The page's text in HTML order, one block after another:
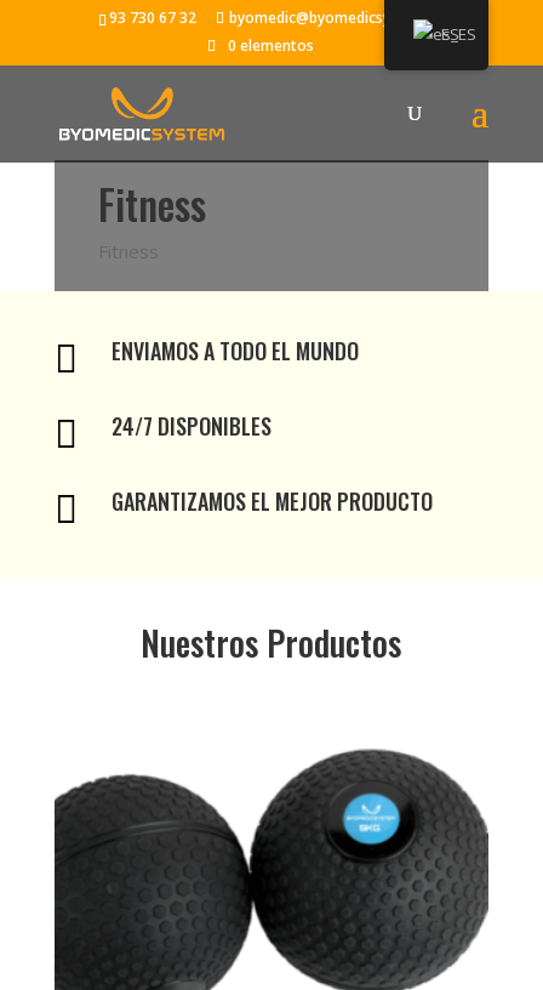
93 730 67 32
byomedic@byomedicsystem.es
0 elementos
Fitness
Fitness
 ENVIAMOS A TODO EL MUNDO
 24/7 DISPONIBLES
 GARANTIZAMOS EL MEJOR PRODUCTO
Nuestros Productos
ES